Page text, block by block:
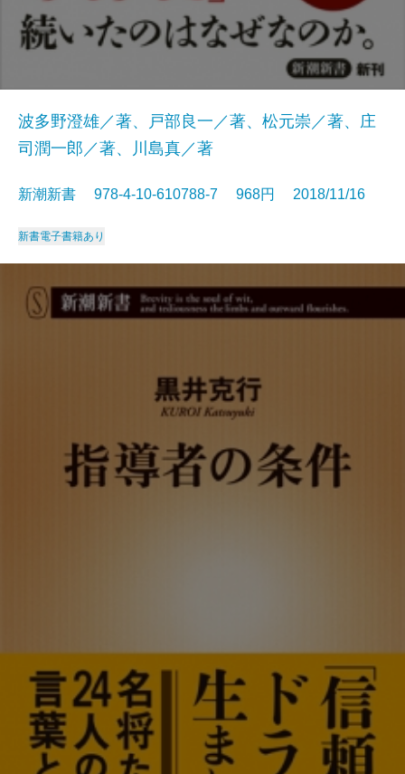
波多野澄雄／著、戸部良一／著、松元崇／著、庄
司潤一郎／著、川島真／著
新潮新書 978-4-10-610788-7 968円 2018/11/16
新書電子書籍あり